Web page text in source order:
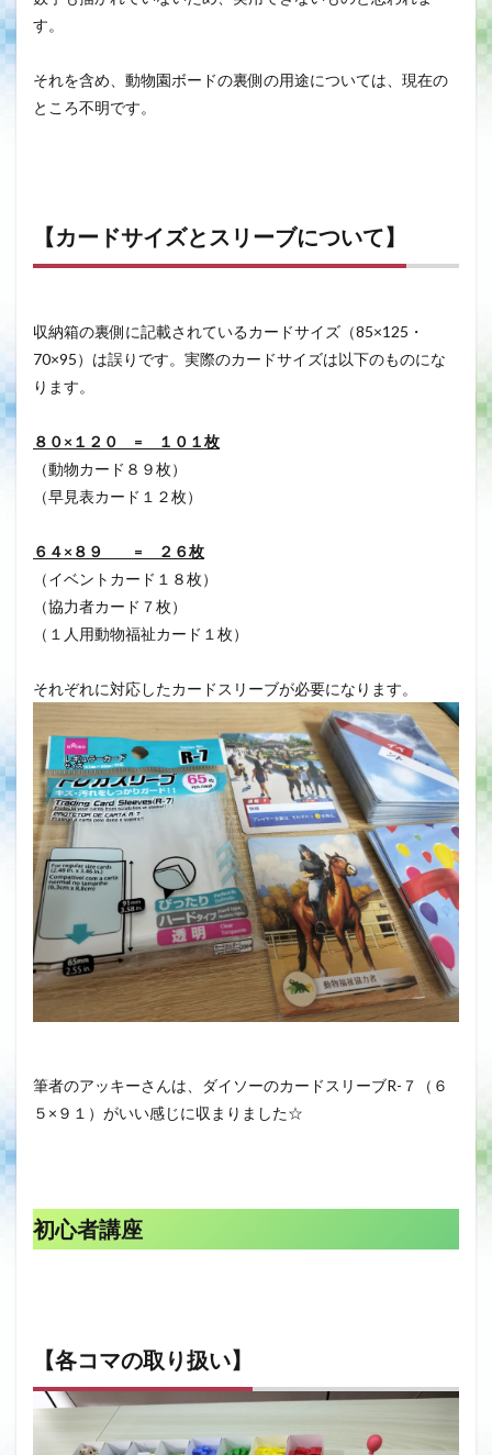
す。
それを含め、動物園ボードの裏側の用途については、現在の
ところ不明です。
【カードサイズとスリーブについて】
収納箱の裏側に記載されているカードサイズ（85×125・
70×95）は誤りです。実際のカードサイズは以下のものにな
ります。
８０×１２０ = １０１枚
（動物カード８９枚）
（早見表カード１２枚）
６４×８９ = ２６枚
（イベントカード１８枚）
（協力者カード７枚）
（１人用動物福祉カード１枚）
それぞれに対応したカードスリーブが必要になります。
筆者のアッキーさんは、ダイソーのカードスリーブR-７（６
５×９１）がいい感じに収まりました☆
初心者講座
【各コマの取り扱い】